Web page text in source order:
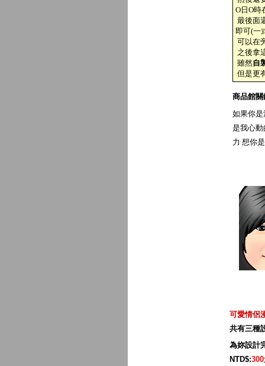
O日O時
最後面
即可(一
可以在
之後拿
雖然自
但是更
商品館
如果你
是我心動
力 想你
可愛情侶
共有三種
為妳設計
NTD$:300